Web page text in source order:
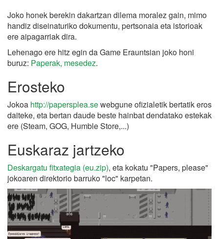
Joko honek berekin dakartzan dilema moralez gain, mimo
handiz diseinaturiko dokumentu, pertsonaia eta istorioak
ere aipagarriak dira.
Lehenago ere hitz egin da Game Erauntsian joko honi
buruz: Paperak, mesedez.
Erosteko
Jokoa http://papersplea.sewebgune ofizialetik bertatik eros
daiteke, eta bertan daude beste hainbat dendatako estekak
ere (Steam, GOG, Humble Store,...)
Euskaraz jartzeko
Deskargatu fitxategia (eu.zip), eta kokatu "Papers, please"
jokoaren direktorio barruko "loc" karpetan.